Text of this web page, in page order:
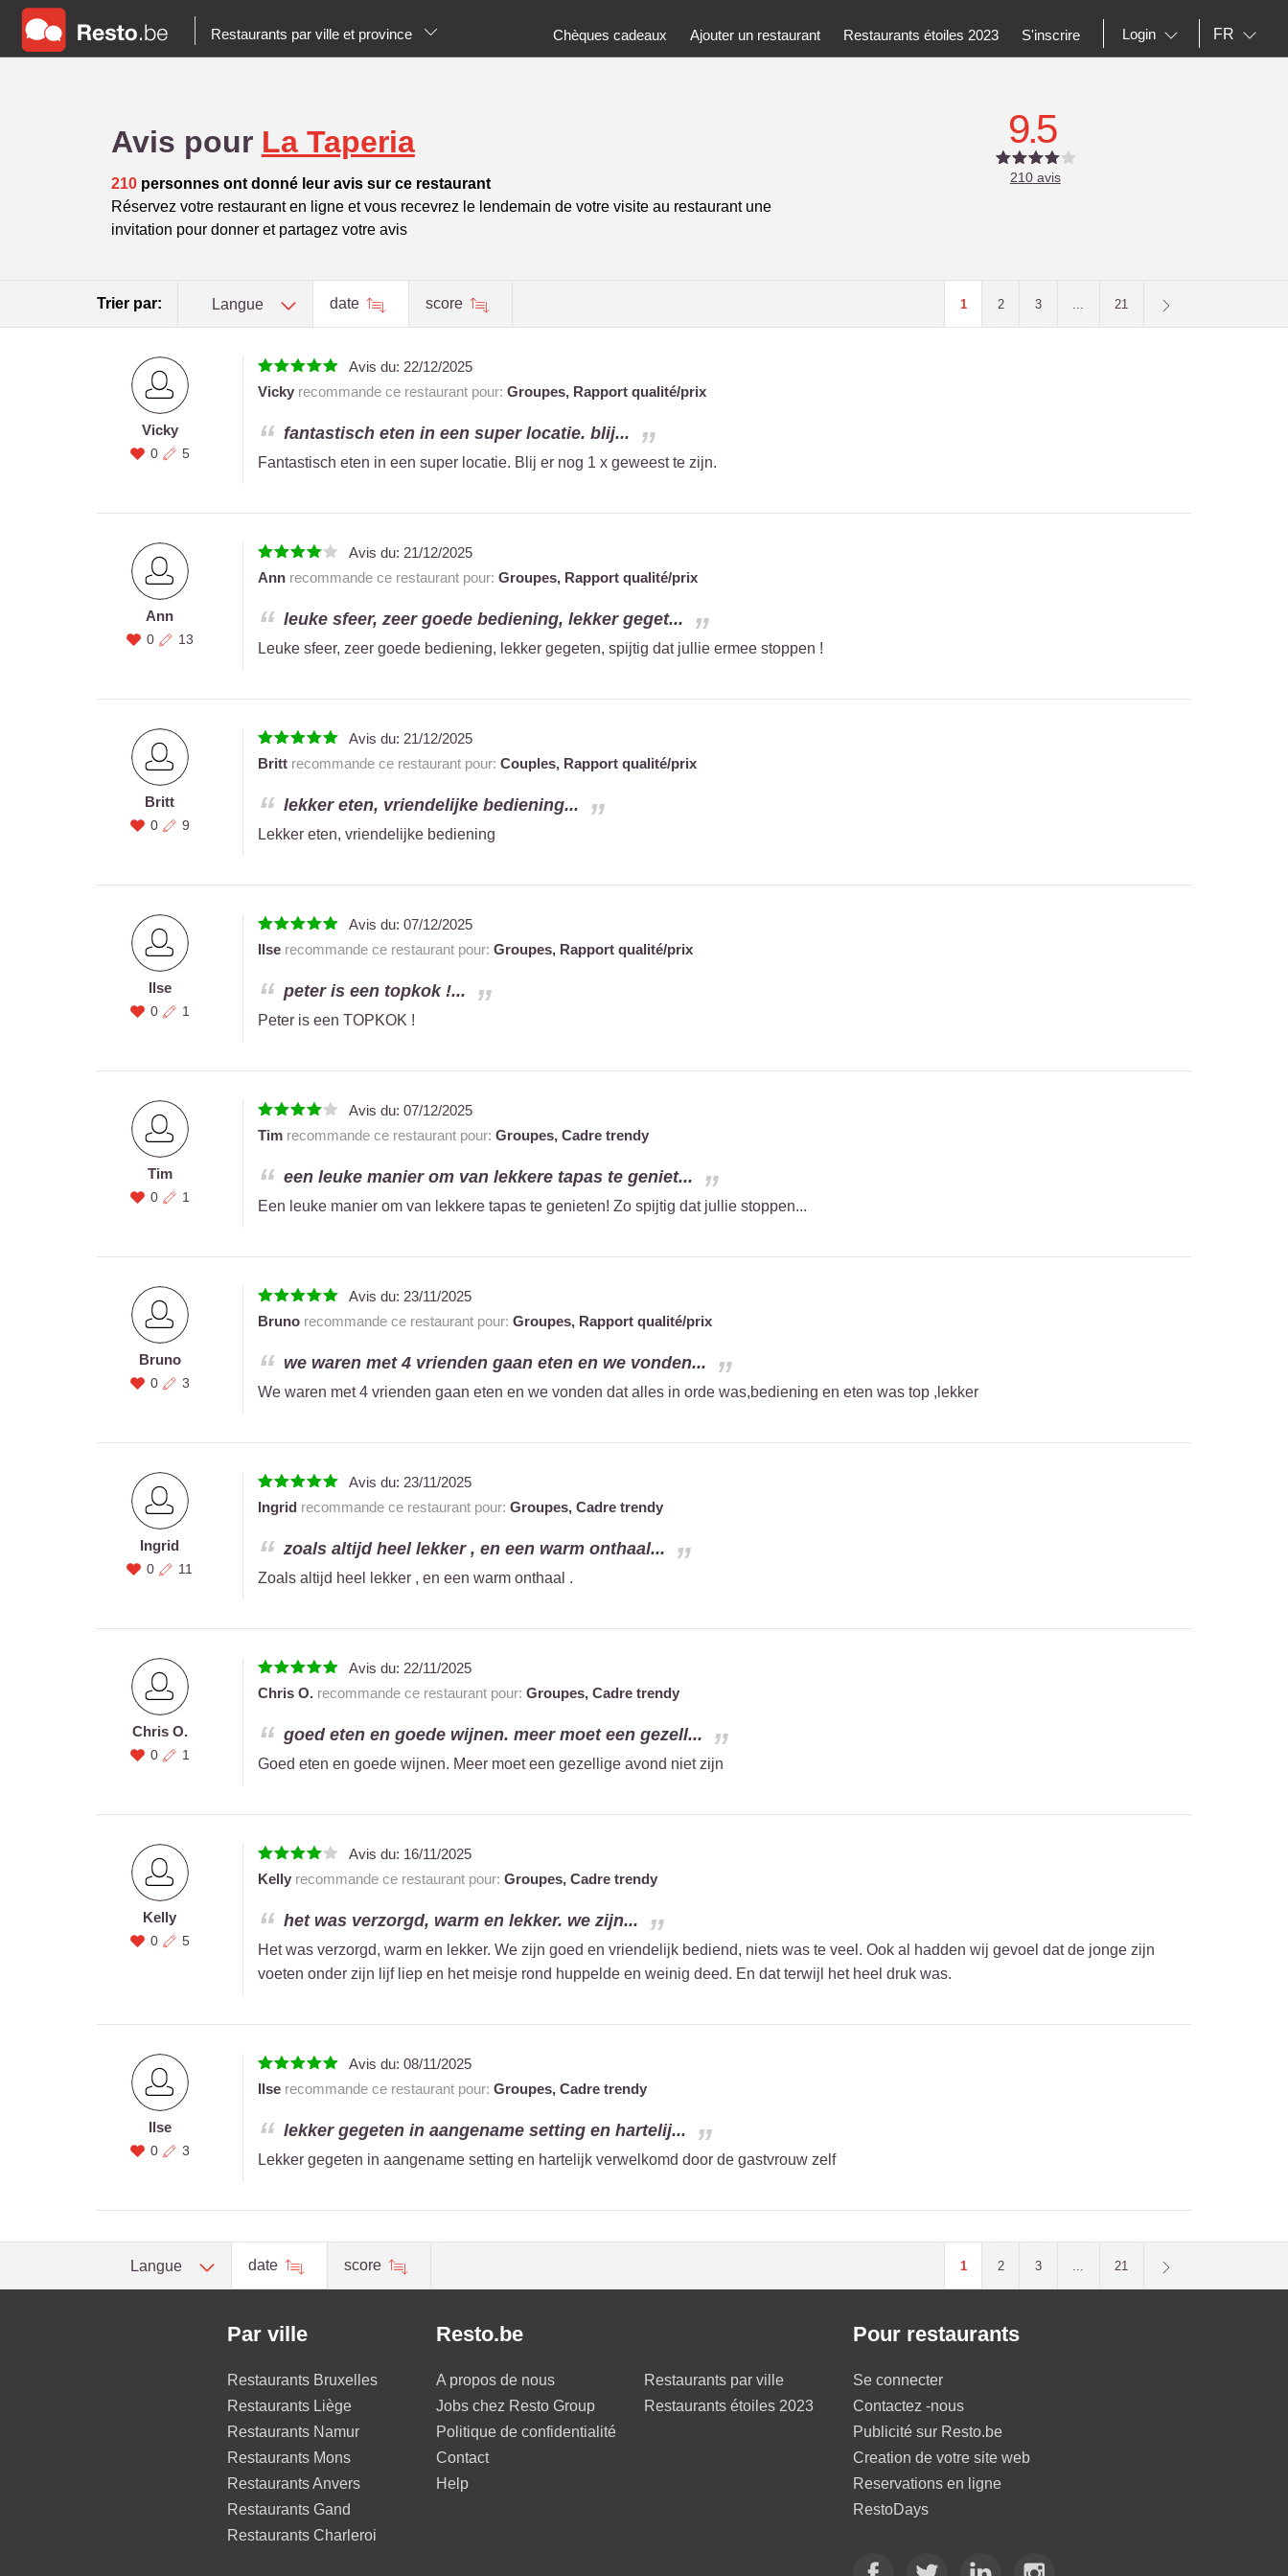
Restaurants par ville et province Chèques cadeaux Ajouter un restaurant Restaurants étoiles 2023 S'inscrire Login FR
Avis pour La Taperia
210personnes ont donné leur avis sur ce restaurant
Réservez votre restaurant en ligne et vous recevrez le lendemain de votre visite au restaurant une
invitation pour donner et partagez votre avis
9.5
210avis
Trier par: Langue date score 1 2 3 ... 21
Vicky
0 5
Avis du: 22/12/2025
Vickyrecommande ce restaurant pour: Groupes, Rapport qualité/prix
fantastisch eten in een super locatie. blij...
Fantastisch eten in een super locatie. Blij er nog 1 x geweest te zijn.
Ann
0 13
Avis du: 21/12/2025
Annrecommande ce restaurant pour: Groupes, Rapport qualité/prix
leuke sfeer, zeer goede bediening, lekker geget...
Leuke sfeer, zeer goede bediening, lekker gegeten, spijtig dat jullie ermee stoppen !
Britt
0 9
Avis du: 21/12/2025
Brittrecommande ce restaurant pour: Couples, Rapport qualité/prix
lekker eten, vriendelijke bediening...
Lekker eten, vriendelijke bediening
Ilse
0 1
Avis du: 07/12/2025
Ilserecommande ce restaurant pour: Groupes, Rapport qualité/prix
peter is een topkok !...
Peter is een TOPKOK !
Tim
0 1
Avis du: 07/12/2025
Timrecommande ce restaurant pour: Groupes, Cadre trendy
een leuke manier om van lekkere tapas te geniet...
Een leuke manier om van lekkere tapas te genieten! Zo spijtig dat jullie stoppen...
Bruno
0 3
Avis du: 23/11/2025
Brunorecommande ce restaurant pour: Groupes, Rapport qualité/prix
we waren met 4 vrienden gaan eten en we vonden...
We waren met 4 vrienden gaan eten en we vonden dat alles in orde was,bediening en eten was top ,lekker
Ingrid
0 11
Avis du: 23/11/2025
Ingrid recommande ce restaurant pour: Groupes, Cadre trendy
zoals altijd heel lekker , en een warm onthaal...
Zoals altijd heel lekker , en een warm onthaal .
Chris O.
0 1
Avis du: 22/11/2025
Chris O.recommande ce restaurant pour: Groupes, Cadre trendy
goed eten en goede wijnen. meer moet een gezell...
Goed eten en goede wijnen. Meer moet een gezellige avond niet zijn
Kelly
0 5
Avis du: 16/11/2025
Kellyrecommande ce restaurant pour: Groupes, Cadre trendy
het was verzorgd, warm en lekker. we zijn...
Het was verzorgd, warm en lekker. We zijn goed en vriendelijk bediend, niets was te veel. Ook al hadden wij gevoel dat de jonge zijn
voeten onder zijn lijf liep en het meisje rond huppelde en weinig deed. En dat terwijl het heel druk was.
Ilse
0 3
Avis du: 08/11/2025
Ilserecommande ce restaurant pour: Groupes, Cadre trendy
lekker gegeten in aangename setting en hartelij...
Lekker gegeten in aangename setting en hartelijk verwelkomd door de gastvrouw zelf
Langue date score 1 2 3 ... 21
Par ville
Restaurants Bruxelles
Restaurants Liège
Restaurants Namur
Restaurants Mons
Restaurants Anvers
Restaurants Gand
Restaurants Charleroi
Resto.be
A propos de nous
Jobs chez Resto Group
Politique de confidentialité
Contact
Help
Restaurants par ville
Restaurants étoiles 2023
Pour restaurants
Se connecter
Contactez -nous
Publicité sur Resto.be
Creation de votre site web
Reservations en ligne
RestoDays